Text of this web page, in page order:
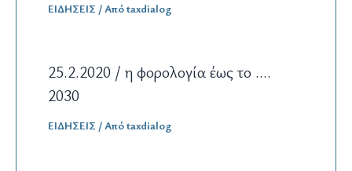
ΕΙΔΗΣΕΙΣ / Απόtaxdialog
25.2.2020 / η φορολογία έως το ….
2030
ΕΙΔΗΣΕΙΣ / Απόtaxdialog